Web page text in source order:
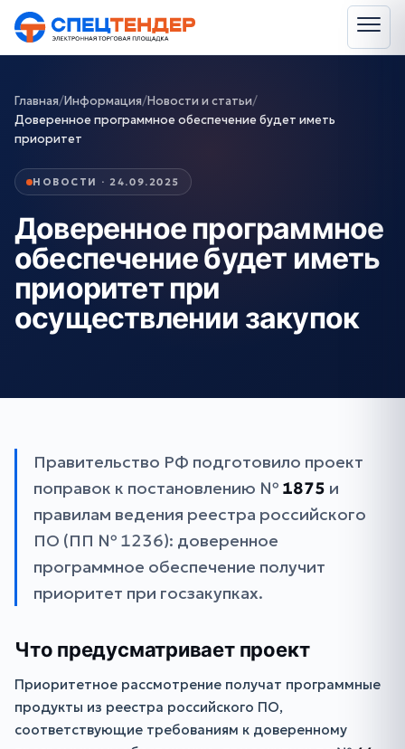
Главная/Информация/Новости и статьи/
Доверенное программное обеспечение будет иметь
приоритет
НОВОСТИ · 24.09.2025
Доверенное программное
обеспечение будет иметь
приоритет при
осуществлении закупок
Правительство РФ подготовило проект
поправок к постановлению № 1875 и
правилам ведения реестра российского
ПО (ПП № 1236): доверенное
программное обеспечение получит
приоритет при госзакупках.
Что предусматривает проект
Приоритетное рассмотрение получат программные
продукты из реестра российского ПО,
соответствующие требованиям к доверенному